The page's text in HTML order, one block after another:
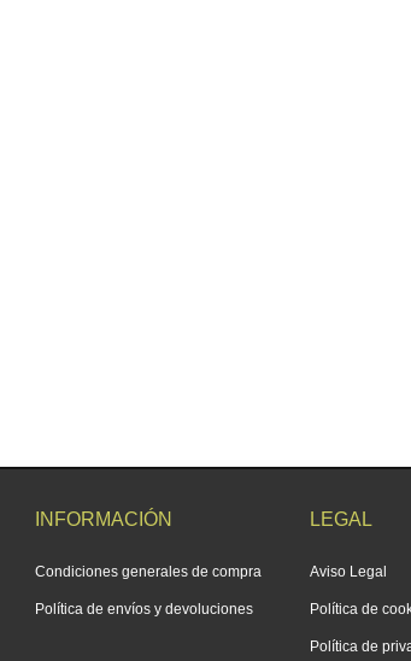
INFORMACIÓN
Condiciones generales de compra
Política de envíos y devoluciones
LEGAL
Aviso Legal
Política de
Política de